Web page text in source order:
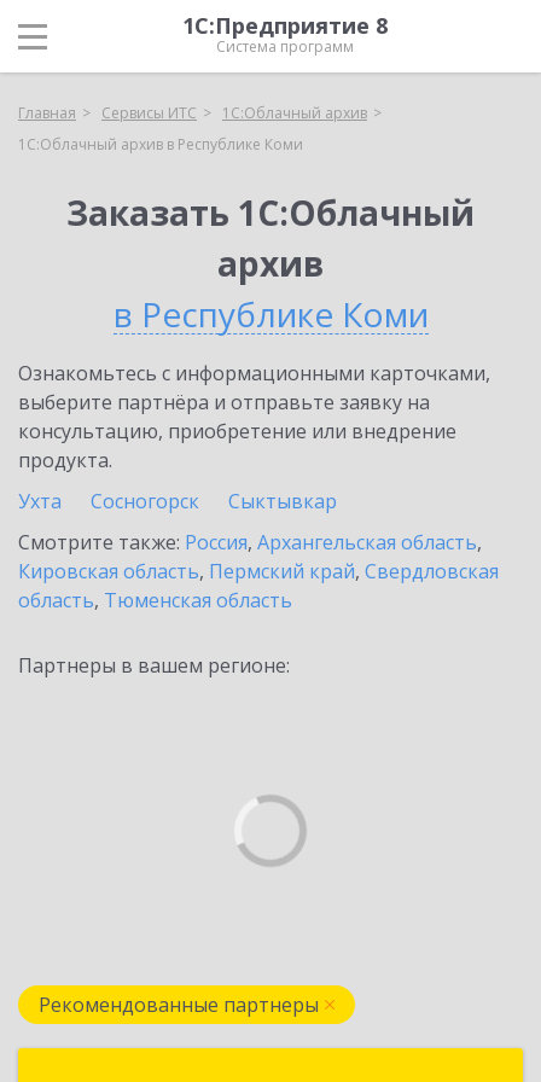
1С:Предприятие 8
Система программ
Главная Сервисы ИТС
1С:Облачный архив
1С:Облачный архив в Республике Коми
Заказать 1С:Облачный
архив
в Республике Коми
Ознакомьтесь с информационными карточками,
выберите партнёра и отправьте заявку на
консультацию, приобретение или внедрение
продукта.
Ухта
Сосногорск
Сыктывкар
Смотрите также: Россия, Архангельская область,
Кировская область, Пермский край, Свердловская
область, Тюменская область
Партнеры в вашем регионе:
Рекомендованные партнеры